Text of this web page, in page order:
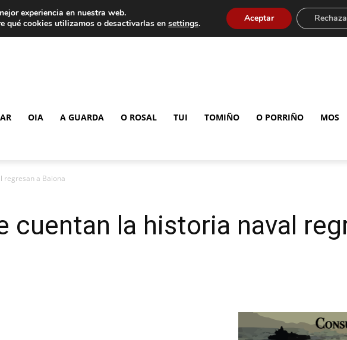
OIA A GUARDA O ROSAL TUI TOMIÑO O PORRIÑO MOS
regresan a Baiona
cuentan la historia naval
experiencia en nuestra web.
qué cookies utilizamos o desactivarlas en settings. Aceptar